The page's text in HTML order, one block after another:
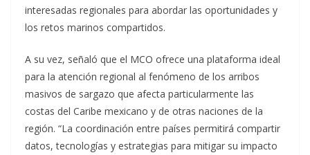
interesadas regionales para abordar las oportunidades y
los retos marinos compartidos.
A su vez, señaló que el MCO ofrece una plataforma ideal
para la atención regional al fenómeno de los arribos
masivos de sargazo que afecta particularmente las
costas del Caribe mexicano y de otras naciones de la
región. “La coordinación entre países permitirá compartir
datos, tecnologías y estrategias para mitigar su impacto